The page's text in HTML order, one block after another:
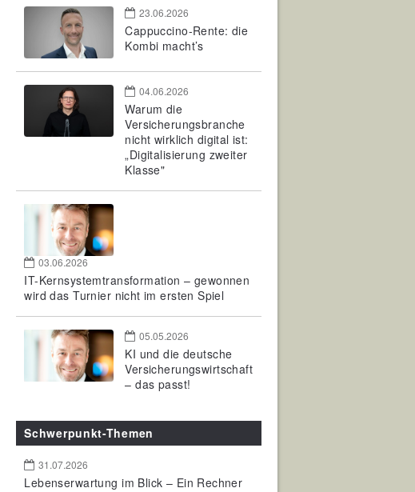
23.06.2026
Cappuccino-Rente: die
Kombi macht’s
04.06.2026
Warum die
Versicherungsbranche
nicht wirklich digital ist:
„Digitalisierung zweiter
Klasse"
03.06.2026
IT-Kernsystemtransformation – gewonnen
wird das Turnier nicht im ersten Spiel
05.05.2026
KI und die deutsche
Versicherungswirtschaft
– das passt!
Schwerpunkt-Themen
31.07.2026
Lebenserwartung im Blick – Ein Rechner